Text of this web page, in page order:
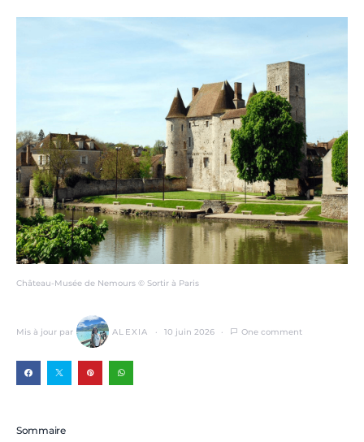
Château-Musée de Nemours © Sortir à Paris
Mis à jour par ALEXIA 10 juin 2026 One comment
Sommaire